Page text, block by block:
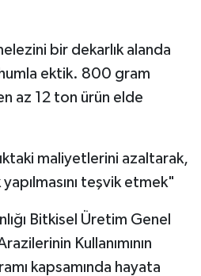
bir dekarlık alanda
ektik. 800 gram
az 12 ton ürün elde
maliyetlerini azaltarak,
teşvik etmek"
Bitkisel Üretim Genel
Kullanımının
kapsamında hayata